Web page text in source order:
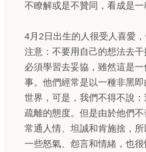
不瞭解或是不贊同，看成是一
4月2日出生的人很受人喜愛
注意：不要用自己的想法去
必須學習去妥協，雖然這是
事。他們經常是以一種非黑
世界，可是，我們不得不說：
疏離的態度。但是由於他們
常通人情、坦誠和肯施捨，
一些怒氣、怨言和情緒，也